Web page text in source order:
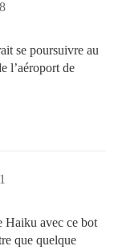
se poursuivre au
l’aéroport de
Haiku avec ce bot
que quelque